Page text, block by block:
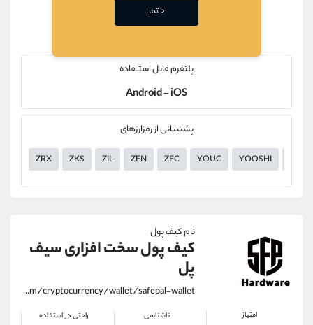
پلتفرم قابل استــفاده
Android - iOS
پشتیبانی از رمزارزهای
ZRX ZKS ZIL ZEN ZEC YOUC YOOSHI
نام کیف پول
کیف پول سخت افزاری سیف
پل
https://alirezamehrabi.com/cryptocurrency/wallet/safepal-wallet
امتیاز ناشناسی راحتی در استفاده
حتما